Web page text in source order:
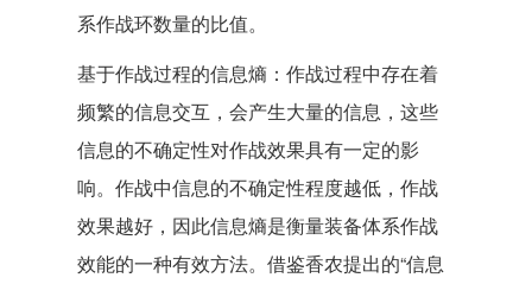
系作战环数量的比值。
基于作战过程的信息熵：作战过程中存在着
频繁的信息交互，会产生大量的信息，这些
信息的不确定性对作战效果具有一定的影
响。作战中信息的不确定性程度越低，作战
效果越好，因此信息熵是衡量装备体系作战
效能的一种有效方法。借鉴香农提出的“信息